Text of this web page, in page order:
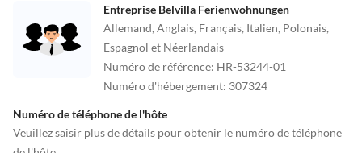
Entreprise Belvilla Ferienwohnungen
Allemand, Anglais, Français, Italien, Polonais,
Espagnol et Néerlandais
Numéro de référence: HR-53244-01
Numéro d'hébergement: 307324
Numéro de téléphone de l'hôte
Veuillez saisir plus de détails pour obtenir le numéro de téléphone